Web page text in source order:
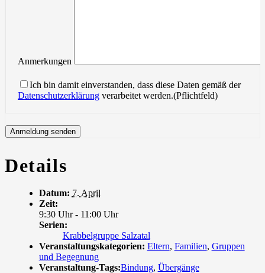
Anmerkungen
Ich bin damit einverstanden, dass diese Daten gemäß der
Datenschutzerklärung verarbeitet werden.(Pflichtfeld)
Details
Datum: 7. April
Zeit:
9:30 Uhr - 11:00 Uhr
Serien:
Krabbelgruppe Salzatal
Veranstaltungskategorien: Eltern, Familien, Gruppen
und Begegnung
Veranstaltung-Tags:Bindung, Übergänge